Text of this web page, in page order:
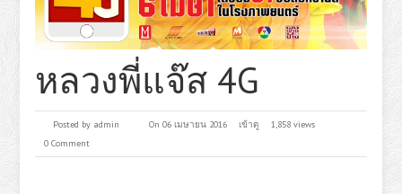
หลวงพี่แจ๊ส 4G
Posted by admin On 06 เมษายน 2016 เข้าดู
1,858 views
0 Comment